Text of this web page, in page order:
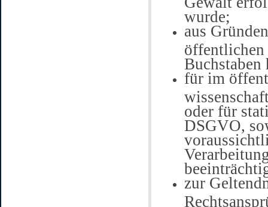
wurde;
aus
öffentlichen
für im
oder für
DSGVO,
zur